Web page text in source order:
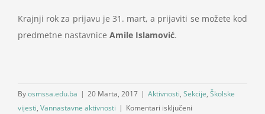
Krajnji rok za prijavu je 31. mart, a prijaviti se možete kod
predmetne nastavnice Amile Islamović.
Byosmssa.edu.ba | 20 Marta, 2017 | Aktivnosti, Sekcije, Školske
vijesti, Vannastavne aktivnosti | Komentari isključeni